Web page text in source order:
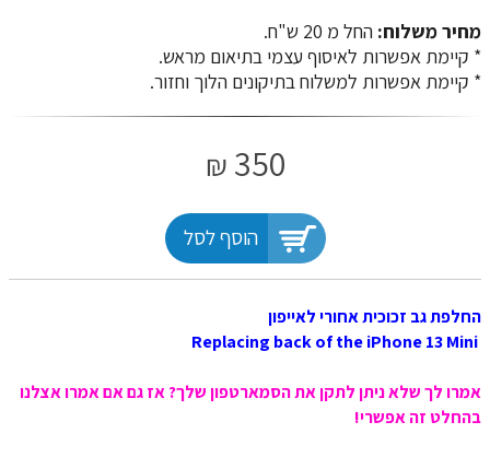
מחיר משלוח: החל מ 20 ש"ח.
​​​​​​​* קיימת אפשרות לאיסוף עצמי בתיאום מראש.
* קיימת אפשרות למשלוח בתיקונים הלוך וחזור.
350
₪
הוסף לסל
‏החלפת גב זכוכית אחורי לאייפון
אמרו לך שלא ניתן לתקן את הסמארטפון שלך? אז גם אם אמרו אצלנו
בהחלט זה אפשרי!